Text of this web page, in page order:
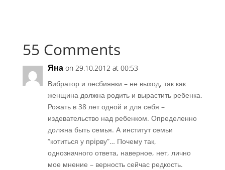
55 Comments
Яна on 29.10.2012 at 00:53
Вибратор и лесбиянки – не выход, так как
женщина должна родить и вырастить ребенка.
Рожать в 38 лет одной и для себя –
издевательство над ребенком. Определенно
должна быть семья. А институт семьи
“котиться у прiрву”… Почему так,
однозначного ответа, наверное, нет, лично
мое мнение – верность сейчас редкость.